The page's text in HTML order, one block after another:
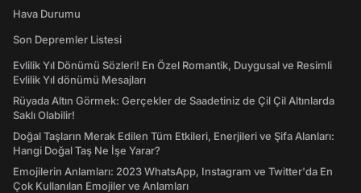
Hava Durumu
Son Depremler Listesi
Evlilik Yıl Dönümü Sözleri! En Özel Romantik, Duygusal ve Resimli
Evlilik Yıl dönümü Mesajları
Rüyada Altın Görmek: Gerçekler de Saadetiniz de Çil Çil Altınlarda
Saklı Olabilir!
Doğal Taşların Merak Edilen Tüm Etkileri, Enerjileri ve Şifa Alanları:
Hangi Doğal Taş Ne İşe Yarar?
Emojilerin Anlamları: 2023 WhatsApp, Instagram ve Twitter'da En
Çok Kullanılan Emojiler ve Anlamları